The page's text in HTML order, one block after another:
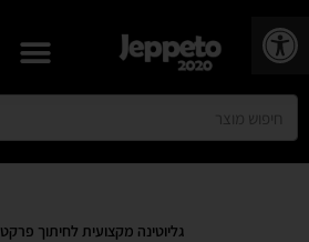
פתח סרגל נגישות
גליוטינה מקצועית לחיתוך פרקט Wolfcraft